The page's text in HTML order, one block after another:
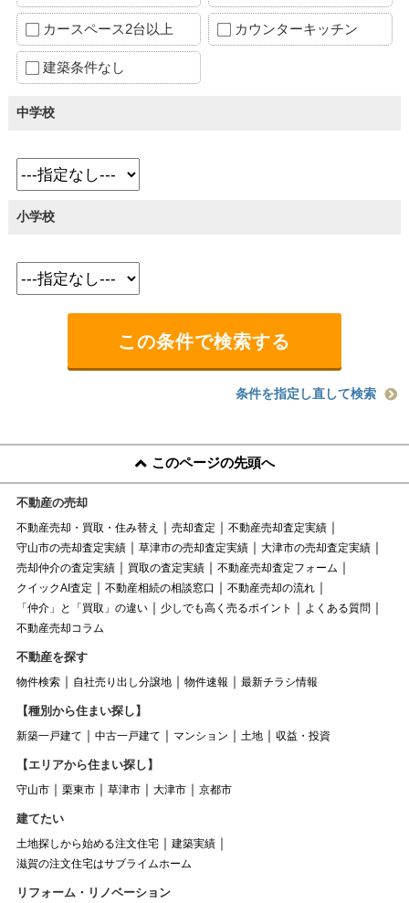
カースペース2台以上 カウンターキッチン
建築条件なし
中学校
小学校
条件を指定し直して検索
このページの先頭へ
不動産の売却
不動産売却・買取・住み替え 売却査定
不動産売却査定実績
守山市の売却査定実績
草津市の売却査定実績
大津市の売却査定実績
売却仲介の査定実績
買取の査定実績
不動産売却査定フォーム
クイックAI査定
不動産相続の相談窓口
不動産売却の流れ
「仲介」と「買取」の違い
少しでも高く売るポイント
よくある質問
不動産売却コラム
不動産を探す
物件検索 自社売り出し分譲地 物件速報 最新チラシ情報
【種別から住まい探し】
新築一戸建て 中古一戸建て マンション 土地 収益・投資
【エリアから住まい探し】
守山市 栗東市 草津市 大津市 京都市
建てたい
土地探しから始める注文住宅
建築実績
滋賀の注文住宅はサブライムホーム
リフォーム・リノベーション